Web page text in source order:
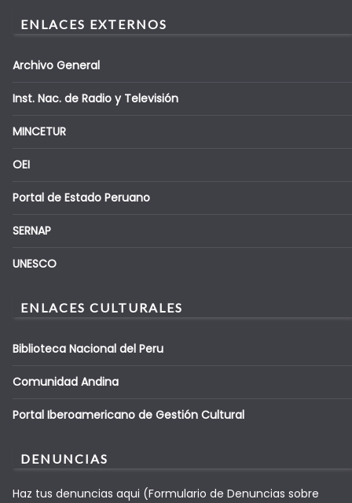
ENLACES EXTERNOS
Archivo General
Inst. Nac. de Radio y Televisión
MINCETUR
OEI
Portal de Estado Peruano
SERNAP
UNESCO
ENLACES CULTURALES
Biblioteca Nacional del Peru
Comunidad Andina
Portal Iberoamericano de Gestión Cultural
DENUNCIAS
Haz tus denuncias aqui (Formulario de Denuncias sobre